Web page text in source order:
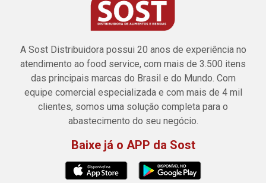
A Sost Distribuidora possui 20 anos de experiência no
atendimento ao food service, com mais de 3.500 itens
das principais marcas do Brasil e do Mundo. Com
equipe comercial especializada e com mais de 4 mil
clientes, somos uma solução completa para o
abastecimento do seu negócio.
Baixe já o APP da Sost